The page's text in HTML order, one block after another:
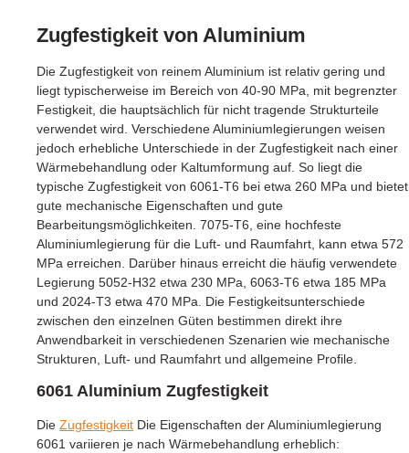
Zugfestigkeit von Aluminium
Die Zugfestigkeit von reinem Aluminium ist relativ gering und
liegt typischerweise im Bereich von 40-90 MPa, mit begrenzter
Festigkeit, die hauptsächlich für nicht tragende Strukturteile
verwendet wird. Verschiedene Aluminiumlegierungen weisen
jedoch erhebliche Unterschiede in der Zugfestigkeit nach einer
Wärmebehandlung oder Kaltumformung auf. So liegt die
typische Zugfestigkeit von 6061-T6 bei etwa 260 MPa und bietet
gute mechanische Eigenschaften und gute
Bearbeitungsmöglichkeiten. 7075-T6, eine hochfeste
Aluminiumlegierung für die Luft- und Raumfahrt, kann etwa 572
MPa erreichen. Darüber hinaus erreicht die häufig verwendete
Legierung 5052-H32 etwa 230 MPa, 6063-T6 etwa 185 MPa
und 2024-T3 etwa 470 MPa. Die Festigkeitsunterschiede
zwischen den einzelnen Güten bestimmen direkt ihre
Anwendbarkeit in verschiedenen Szenarien wie mechanische
Strukturen, Luft- und Raumfahrt und allgemeine Profile.
6061 Aluminium Zugfestigkeit
Die Zugfestigkeit Die Eigenschaften der Aluminiumlegierung
6061 variieren je nach Wärmebehandlung erheblich: